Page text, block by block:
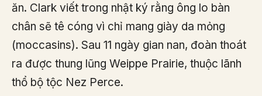
ăn. Clark viết trong nhật ký rằng ông lo bàn
chân sẽ tê cóng vì chỉ mang giày da mỏng
(moccasins). Sau 11 ngày gian nan, đoàn thoát
ra được thung lũng Weippe Prairie, thuộc lãnh
thổ bộ tộc Nez Perce.